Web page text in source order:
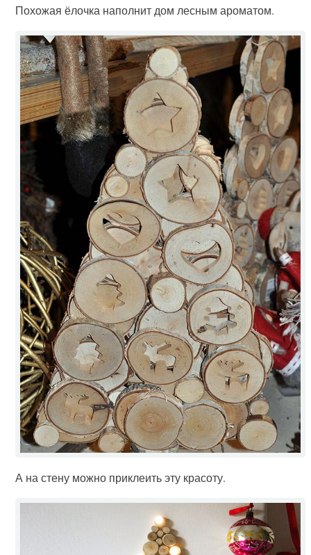
Похожая ёлочка наполнит дом лесным ароматом.
А на стену можно приклеить эту красоту.